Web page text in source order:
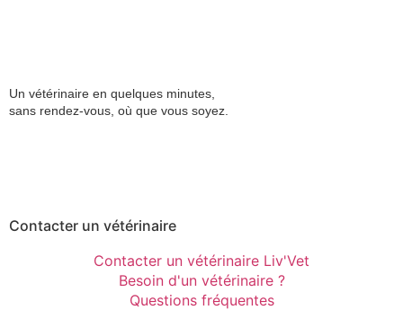
Un vétérinaire en quelques minutes,
sans rendez-vous, où que vous soyez.
Contacter un vétérinaire
Contacter un vétérinaire Liv'Vet
Besoin d'un vétérinaire ?
Questions fréquentes